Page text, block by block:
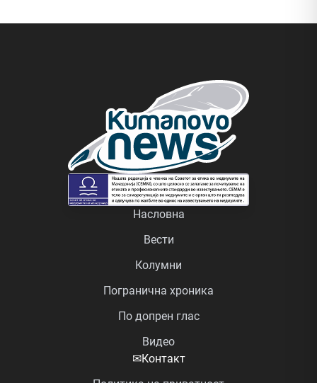
Насловна
Вести
Колумни
Погранична хроника
По допрен глас
Видео
✉Контакт